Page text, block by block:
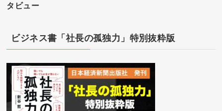
タビュー
ビジネス書「社長の孤独力」特別抜粋版